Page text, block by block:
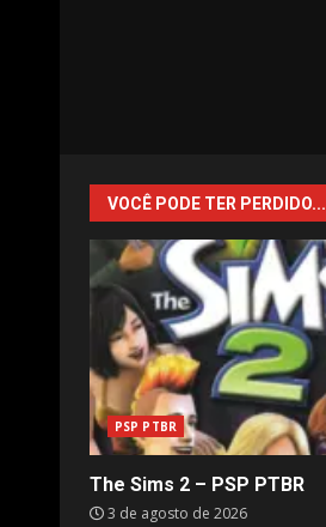
VOCÊ PODE TER PERDIDO...
PSP PTBR
The Sims 2 – PSP PTBR
3 de agosto de 2026